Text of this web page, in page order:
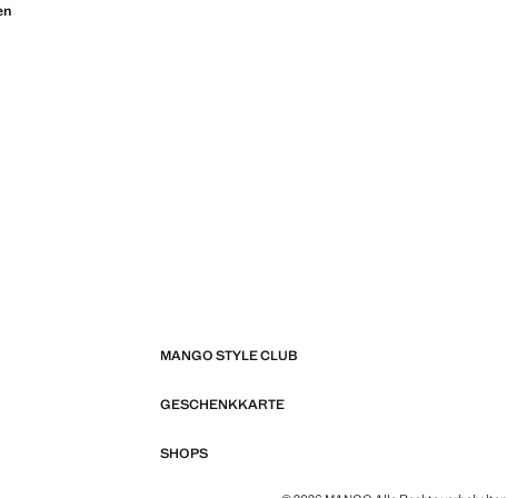
MANGO STYLE CLUB
GESCHENKKARTE
SHOPS